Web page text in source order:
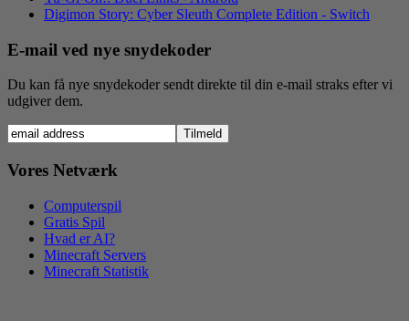
Digimon Story: Cyber Sleuth Complete Edition - Switch
E-mail ved nye snydekoder
Du kan få nye snydekoder sendt direkte til din e-mail straks efter vi
udgiver dem.
Vores Netværk
Computerspil
Gratis Spil
Hvad er AI?
Minecraft Servers
Minecraft Statistik